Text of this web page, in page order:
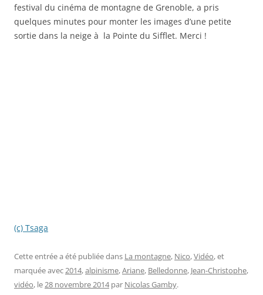
festival du cinéma de montagne de Grenoble, a pris
quelques minutes pour monter les images d’une petite
sortie dans la neige à la Pointe du Sifflet. Merci !
(c) Tsaga
Cette entrée a été publiée dans La montagne, Nico,Vidéo, et
marquée avec2014,alpinisme,Ariane, Belledonne, Jean-Christophe,
vidéo, le28 novembre 2014 par Nicolas Gamby.